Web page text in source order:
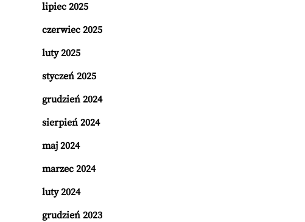
lipiec 2025
czerwiec 2025
luty 2025
styczeń 2025
grudzień 2024
sierpień 2024
maj 2024
marzec 2024
luty 2024
grudzień 2023